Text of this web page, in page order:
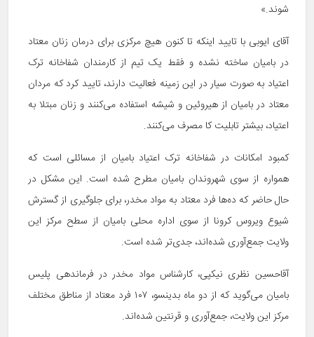
شوند.»
آقای ایوبی با تایید اینکه تا کنون هیچ مرکزی برای درمان زنان معتاد
در بامیان ساخته نشده و فقط یک تیم از کارمندان شفاخانه ترک
اعتیاد به صورت سیار در این زمینه فعالیت دارند، تایید کرد که مردان
معتاد در بامیان از هیروئین و شیشه استفاده می‌کنند و زنان مبتلا به
اعتیاد، بیشتر تابلیت کا مصرف می‌کنند.
کمبود امکانات در شفاخانه ترک اعتیاد بامیان از مسائلی است که
همواره از سوی شهروندان بامیان مطرح شده است. این مشکل در
حال حاضر که ده‌ها فرد معتاد به مواد مخدر، برای جلوگیری از گسترش
شیوع ویروس کرونا از سوی اداره محلی بامیان از سطح مرکز این
ولایت جمع‌آوری شده‌اند، جدی‌تر شده است.
آقاحسین نظری نیکپی، کارشناس مواد مخدر در فرماندهی پلیس
بامیان می‌گوید که از دو ماه بدینسو، ۱۰۷ فرد معتاد از مناطق مختلف
مرکز این ولایت، جمع‌آوری و قرنتین شده‌اند.